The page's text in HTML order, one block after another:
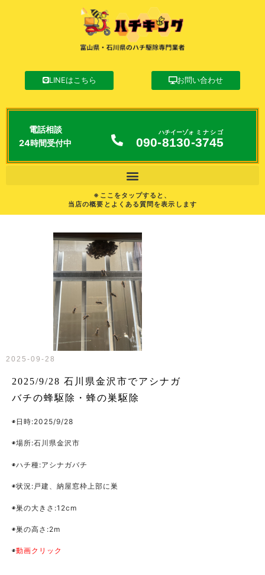
LINEはこちら お問い合わせ
電話相談
24時間受付中
090-8130
ハチイーゾォ
-3745
ミナシゴ
※ここをタップすると、
当店の概要とよくある質問を表示します
2025-09-28
2025/9/28 石川県金沢市でアシナガ
バチの蜂駆除・蜂の巣駆除
◉日時:2025/9/28
◉場所:石川県金沢市
◉ハチ種:アシナガバチ
◉状況:戸建、納屋窓枠上部に巣
◉巣の大きさ:12cm
◉巣の高さ:2m
◉動画クリック